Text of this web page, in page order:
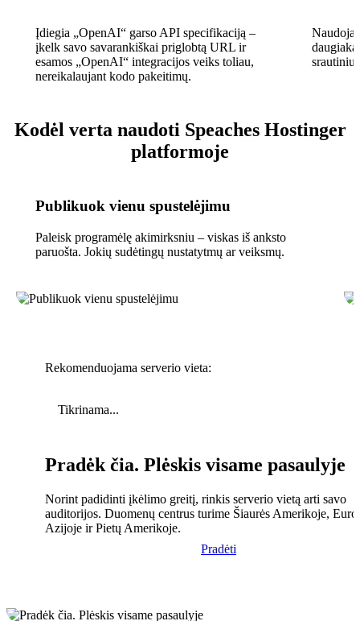
Įdiegia „OpenAI“ garso API specifikaciją –
įkelk savo savarankiškai priglobtą URL ir
esamos „OpenAI“ integracijos veiks toliau,
nereikalaujant kodo pakeitimų.
srautiniu
Kodėl verta naudoti Speaches Hostinger
platformoje
Publikuok vienu spustelėjimu
Paleisk programėlę akimirksniu – viskas iš anksto
paruošta. Jokių sudėtingų nustatytmų ar veiksmų.
Rekomenduojama serverio vieta:
Tikrinama...
Pradėk čia. Plėskis visame pasaulyje
Norint padidinti įkėlimo greitį, rinkis serverio vietą arti savo
auditorijos. Duomenų centrus turime Šiaurės Amerikoje,
Azijoje ir Pietų Amerikoje.
Pradėti